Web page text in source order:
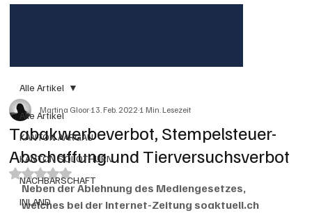
Alle Artikel
KANTON AARGAU
KANTON SOLOTHURN
NACHBARSCHAFT
INLAND
Alle Artikel
Tabakwerbeverbot, Stempelsteuer-
Abschaffung und Tierversuchsverbot
Martina Gloor13. Feb. 20221 Min. Lesezeit
Mit NaN von 5 Sternen bewertet.
Neben der Ablehnung des Mediengesetzes,
welches bei der Internet-Zeitung soaktuell.ch